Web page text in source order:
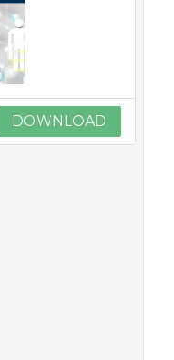
DOWNLOAD